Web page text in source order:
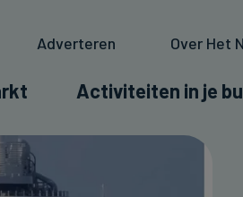
Adverteren Over Het
Activiteiten in je